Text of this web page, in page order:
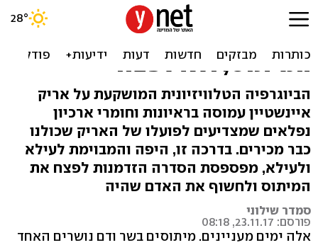
"אריק איינשטיין: שיר אהבה
סטנדרטי": להאדיר את
המיתוס, ולא לפצח
הביוגרפיה הטלוויזיונית המושקעת על אריק
איינשטיין עמוסה בראיונות וחומרי ארכיון
נפלאים שמצדיעים לפועלו של האריק שכולנו
כבר מכירים. בדרכה זו, היפה והמבוימת לעילא
ולעילא, מפספסת הסדרה הזדמנות לפצח את
המיתוס ולחשוף את האדם שהיה
סמדר שילוני
פורסם: 23.11.17, 08:18
אלה ימים מעניינים. מיתוסים בשר ודם נושרים האחד